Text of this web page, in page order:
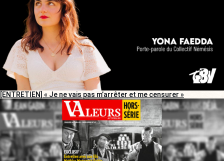
[ENTRETIEN] « Je ne vais pas m’arrêter et me censurer »